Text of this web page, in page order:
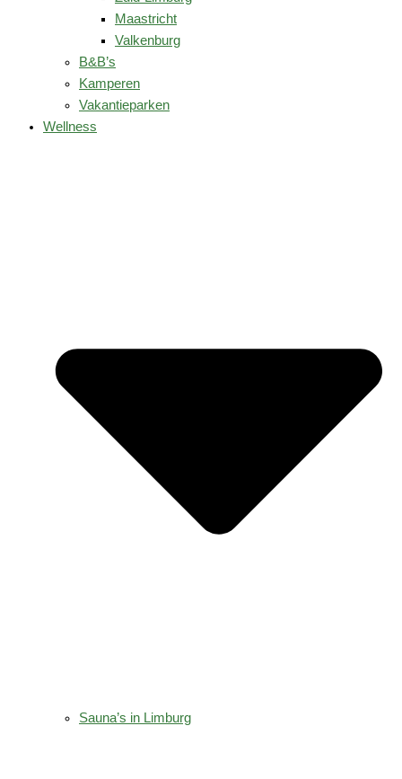
Maastricht
Valkenburg
B&B’s
Kamperen
Vakantieparken
Wellness
Sauna’s in Limburg